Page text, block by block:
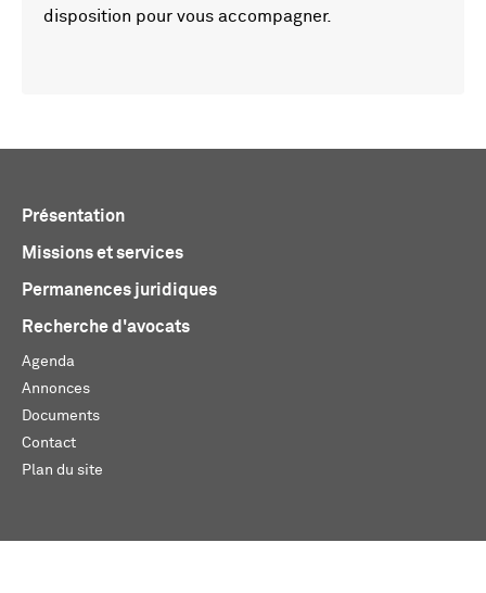
disposition pour vous accompagner.
Présentation
Missions et services
Permanences juridiques
Recherche d'avocats
Agenda
Annonces
Documents
Contact
Plan du site